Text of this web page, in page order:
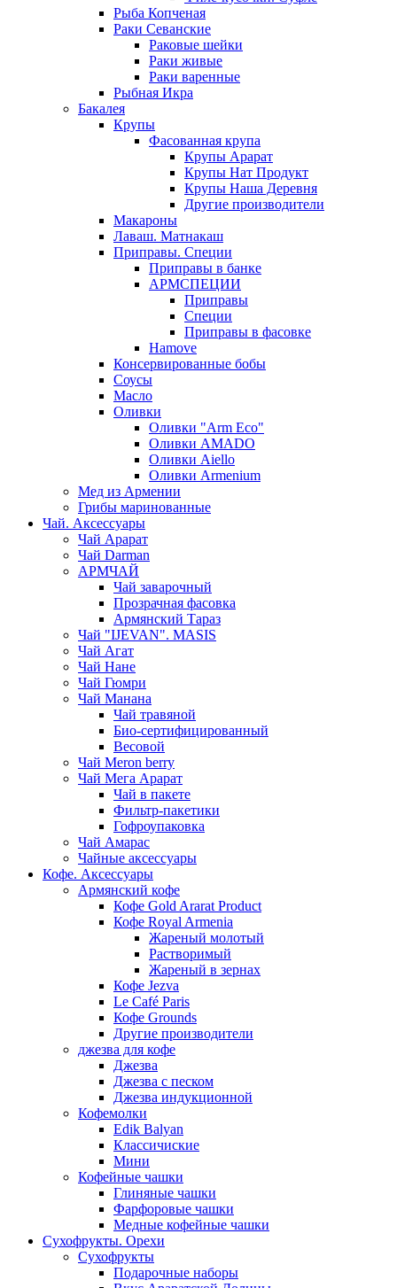
Рыба Копченая
Раки Севанские
Раковые шейки
Раки живые
Раки варенные
Рыбная Икра
Бакалея
Крупы
Фасованная крупа
Крупы Арарат
Крупы Нат Продукт
Крупы Наша Деревня
Другие производители
Макароны
Лаваш. Матнакаш
Приправы. Специи
Приправы в банке
АРМСПЕЦИИ
Приправы
Специи
Приправы в фасовке
Hamove
Консервированные бобы
Соусы
Масло
Оливки
Оливки "Arm Eco"
Оливки AMADO
Оливки Aiello
Оливки Armenium
Мед из Армении
Грибы маринованные
Чай. Аксессуары
Чай Арарат
Чай Darman
АРМЧАЙ
Чай заварочный
Прозрачная фасовка
Армянский Тараз
Чай "IJEVAN". MASIS
Чай Агат
Чай Нане
Чай Гюмри
Чай Манана
Чай травяной
Био-сертифицированный
Весовой
Чай Meron berry
Чай Мега Арарат
Чай в пакете
Фильтр-пакетики
Гофроупаковка
Чай Амарас
Чайные аксессуары
Кофе. Аксессуары
Армянский кофе
Кофе Gold Ararat Product
Кофе Royal Armenia
Жареный молотый
Растворимый
Жареный в зернах
Кофе Jezva
Le Café Paris
Кофе Grounds
Другие производители
джезва для кофе
Джезва
Джезва с песком
Джезва индукционной
Кофемолки
Edik Balyan
Классичиские
Мини
Кофейные чашки
Глиняные чашки
Фарфоровые чашки
Медные кофейные чашки
Сухофрукты. Орехи
Сухофрукты
Подарочные наборы